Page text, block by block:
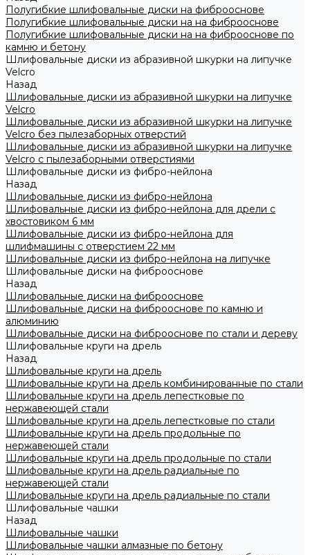
Полугибкие шлифовальные диски на фиброоснове
Полугибкие шлифовальные диски на на фиброоснове
Полугибкие шлифовальные диски на на фиброоснове по
камню и бетону
Шлифовальные диски из абразивной шкурки на липучке
Velcro
Назад
Шлифовальные диски из абразивной шкурки на липучке
Velcro
Шлифовальные диски из абразивной шкурки на липучке
Velcro без пылезаборных отверстий
Шлифовальные диски из абразивной шкурки на липучке
Velcro с пылезаборными отверстиями
Шлифовальные диски из фибро-нейлона
Назад
Шлифовальные диски из фибро-нейлона
Шлифовальные диски из фибро-нейлона для дрели с
хвостовиком 6 мм
Шлифовальные диски из фибро-нейлона для
шлифмашины с отверстием 22 мм
Шлифовальные диски из фибро-нейлона на липучке
Шлифовальные диски на фиброоснове
Назад
Шлифовальные диски на фиброоснове
Шлифовальные диски на фиброоснове по камню и
алюминию
Шлифовальные диски на фиброоснове по стали и дереву
Шлифовальные круги на дрель
Назад
Шлифовальные круги на дрель
Шлифовальные круги на дрель комбинированные по стали
Шлифовальные круги на дрель лепестковые по
нержавеющей стали
Шлифовальные круги на дрель лепестковые по стали
Шлифовальные круги на дрель продольные по
нержавеющей стали
Шлифовальные круги на дрель продольные по стали
Шлифовальные круги на дрель радиальные по
нержавеющей стали
Шлифовальные круги на дрель радиальные по стали
Шлифовальные чашки
Назад
Шлифовальные чашки
Шлифовальные чашки алмазные по бетону